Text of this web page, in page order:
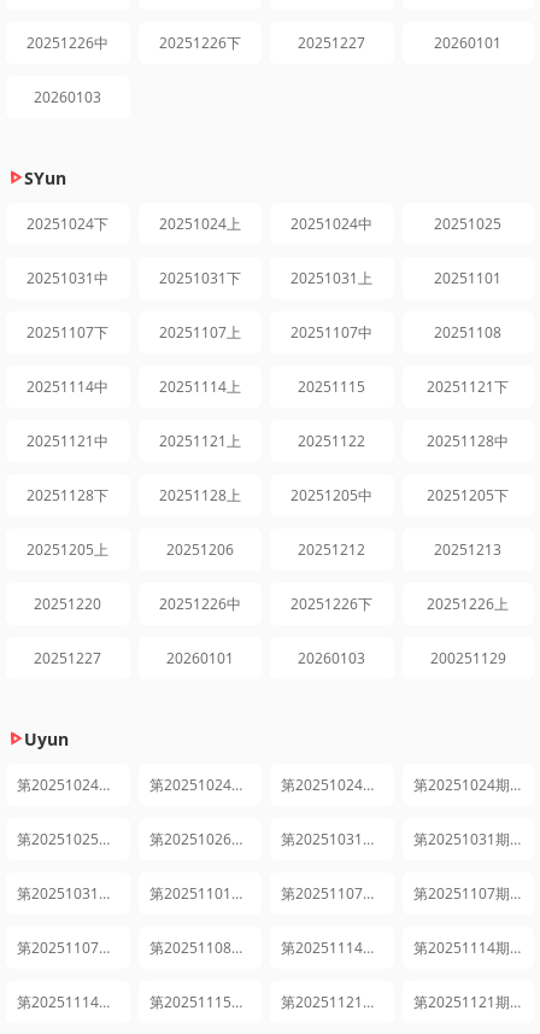
20251226中 20251226下 20251227 20260101
20260103
SYun
20251024下 20251024上 20251024中 20251025
20251031中 20251031下 20251031上 20251101
20251107下 20251107上 20251107中 20251108
20251114中 20251114上 20251115 20251121下
20251121中 20251121上 20251122 20251128中
20251128下 20251128上 20251205中 20251205下
20251205上 20251206 20251212 20251213
20251220 20251226中 20251226下 20251226上
20251227 20260101 20260103 200251129
Uyun
第20251024期先导片 第20251024期上 第20251024期中 第20251024期下
第20251025期日记 第20251026期发布会全程回顾 第20251031期上 第20251031期中
第20251031期下 第20251101期日记 第20251107期上 第20251107期中
第20251107期下 第20251108期日记 第20251114期上 第20251114期中
第20251114期下 第20251115期日记 第20251121期上 第20251121期中